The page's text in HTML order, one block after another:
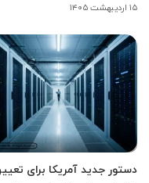
۱۵ اردیبهشت ۱۴۰۵
دستور جدید آمریکا برای